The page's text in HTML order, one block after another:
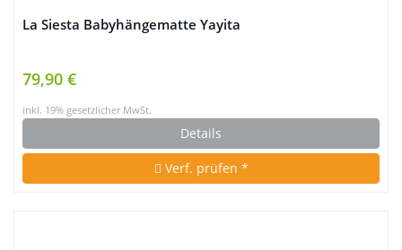
La Siesta Babyhängematte Yayita
79,90 €
inkl. 19% gesetzlicher MwSt.
Details
Verf. prüfen *